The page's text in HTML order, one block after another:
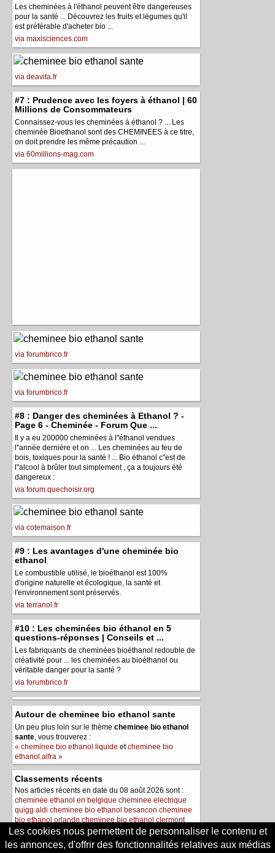
Les cheminées à l'éthanol peuvent être dangereuses
pour la santé ... Découvrez les fruits et légumes qu'il
est préférable d'acheter bio ...
via maxisciences.com
via deavita.fr
#7 : Prudence avec les foyers à éthanol | 60
Millions de Consommateurs
Connaissez-vous les cheminées à éthanol ? ... Les
cheminée Bioethanol sont des CHEMINEES à ce titre,
on doit prendre les même précaution ...
via 60millions-mag.com
via forumbrico.fr
via forumbrico.fr
#8 : Danger des cheminées à Ethanol ? -
Page 6 - Cheminée - Forum Que ...
Il y a eu 200000 cheminées à l''éthanol vendues
l''année dernière et on ... Les cheminées au feu de
bois, toxiques pour la santé ! ... Bio éthanol c''est de
l''alcool à brûler tout simplement , ça a toujours été
dangereux :
via forum.quechoisir.org
via cotemaison.fr
#9 : Les avantages d'une cheminée bio
ethanol
Le combustible utilisé, le bioéthanol est 100%
d'origine naturelle et écologique, la santé et
l'environnement sont préservés.
via terranol.fr
#10 : Les cheminées bio éthanol en 5
questions-réponses | Conseils et ...
Les fabriquants de cheminées bioéthanol redouble de
créativité pour ... les cheminées au bioéthanol ou
véritable danger pour la santé ?
via forumbrico.fr
Autour de cheminee bio ethanol sante
Un peu plus loin sur le thème cheminee bio ethanol
sante, vous trouverez :
« cheminee bio ethanol liquide etcheminee bio
ethanol alfra »
Classements récents
Nos articles récents en date du 08 août 2026 sont :
cheminee ethanol en belgique cheminee electrique
quigg aldi cheminee bio ethanol besancon cheminee
bio ethanol orlando cheminee bio ethanol clermont
ferrand
Les cookies nous permettent de personnaliser le contenu et
les annonces, d'offrir des fonctionnalités relatives aux médias